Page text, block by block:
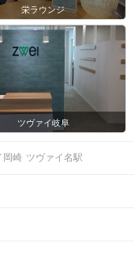
栄ラウンジ
ツヴァイ岐阜
岡崎 ツヴァイ名駅